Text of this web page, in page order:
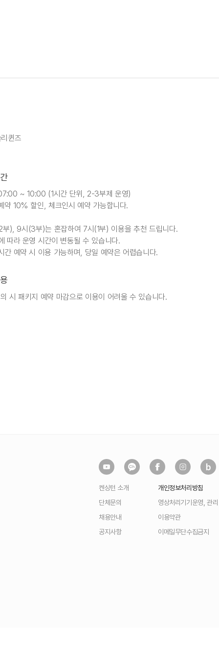
퀸즈
~ 10:00 (1시간 단위, 2-3부제 운영)
약 10% 할인, 체크인시 예약 가능합니다.
), 9시(3부)는 혼잡하여 7시(1부) 이용을 추천 드립니다.
따라 운영 시간이 변동될 수 있습니다.
간 예약 시 이용 가능하며, 당일 예약은 어렵습니다.
시 패키지 예약 마감으로 이용이 어려울 수 있습니다.
켄싱턴 소개
단체문의
채용안내
공지사항
개인정보처리방침
영상처리기기운영, 관
이용약관
이메일무단수집금지